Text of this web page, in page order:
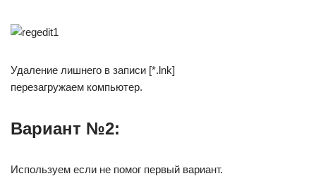
Удаление лишнего в записи [*.lnk]
перезагружаем компьютер.
Вариант №2:
Используем если не помог первый вариант.